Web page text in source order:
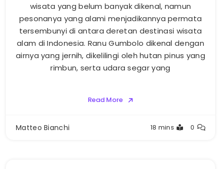
wisata yang belum banyak dikenal, namun
pesonanya yang alami menjadikannya permata
tersembunyi di antara deretan destinasi wisata
alam di Indonesia. Ranu Gumbolo dikenal dengan
airnya yang jernih, dikelilingi oleh hutan pinus yang
rimbun, serta udara segar yang
Read More
Matteo Bianchi 18 mins 0